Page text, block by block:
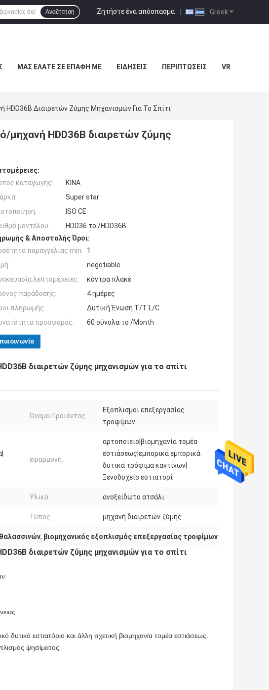
Greek
Ζητήστε ένα απόσπασμα |
Αναζήτηση
ΜΑΣ ΕΛΆΤΕ ΣΕ ΕΠΑΦΉ ΜΕ ΕΙΔΉΣΕΙΣ ΠΕΡΙΠΤΏΣΕΙΣ VR
Διαιρετών Ζύμης Μηχανισμών Για Το Σπίτι
HDD36B διαιρετών ζύμης
καταγωγής:
ΚΊΝΑ
Super star
ISO CE
μοντέλου:
HDD36 το /HDD36B
& Αποστολής Όροι:
παραγγελίας min:
1
negotiable
λεπτομέρειες:
κόντρα πλακέ
παράδοσης:
4 ημέρες
πληρωμής:
Δυτική Ένωση T/T L/C
προσφοράς:
60 σύνολα το /Month
διαιρετών ζύμης μηχανισμών για το σπίτι
Όνομα Προϊόντος:
Εξοπλισμοί επεξεργασίας
τροφίμων
εφαρμογή:
αρτοποιείο|βιομηχανία τομέα
εστιάσεως|εμπορικά εμπορικά
δυτικά τρόφιμα καντίνων|
Ξενοδοχείο εστιατορί
Υλικό: ανοξείδωτο ατσάλι
Τύπος: μηχανή διαιρετών ζύμης
, βιομηχανικός εξοπλισμός επεξεργασίας τροφίμων
διαιρετών ζύμης μηχανισμών για το σπίτι
εστιατόριο και άλλη σχετική βιομηχανία τομέα εστιάσεως.
ψησίματος